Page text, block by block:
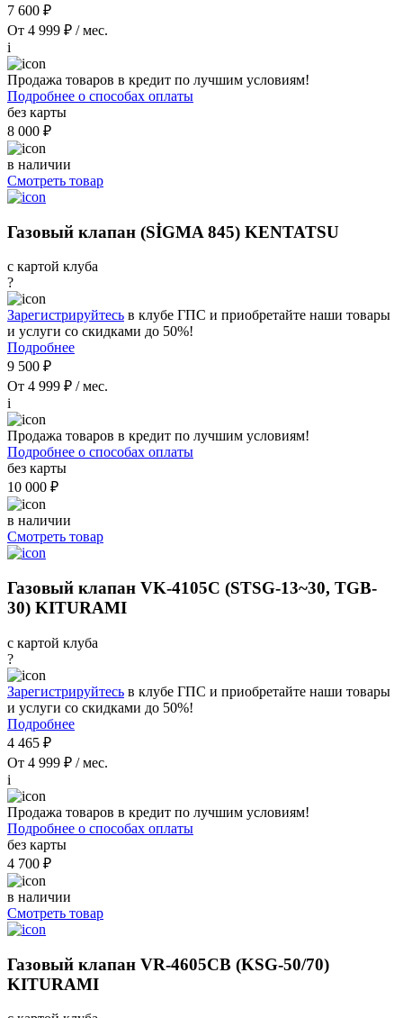
7 600 ₽
От 4 999 ₽ / мес.
i
Продажа товаров в кредит по лучшим условиям!
Подробнее о способах оплаты
без карты
8 000 ₽
в наличии
Смотреть товар
Газовый клапан (SİGMA 845) KENTATSU
с картой клуба
?
Зарегистрируйтесь в клубе ГПС и приобретайте наши товары
и услуги со скидками до 50%!
Подробнее
9 500 ₽
От 4 999 ₽ / мес.
i
Продажа товаров в кредит по лучшим условиям!
Подробнее о способах оплаты
без карты
10 000 ₽
в наличии
Смотреть товар
Газовый клапан VK-4105C (STSG-13~30, TGB-
30) KITURAMI
с картой клуба
?
Зарегистрируйтесь в клубе ГПС и приобретайте наши товары
и услуги со скидками до 50%!
Подробнее
4 465 ₽
От 4 999 ₽ / мес.
i
Продажа товаров в кредит по лучшим условиям!
Подробнее о способах оплаты
без карты
4 700 ₽
в наличии
Смотреть товар
Газовый клапан VR-4605CB (KSG-50/70)
KITURAMI